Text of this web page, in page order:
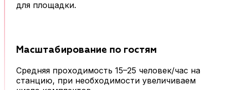
для площадки.
Масштабирование по гостям
Средняя проходимость 15–25 человек/час на
станцию, при необходимости увеличиваем